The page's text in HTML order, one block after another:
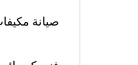
صيانة مكيفات
حي